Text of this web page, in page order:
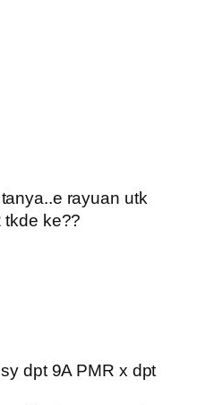
rayuan utk
tkde ke??
dpt 9A PMR x dpt